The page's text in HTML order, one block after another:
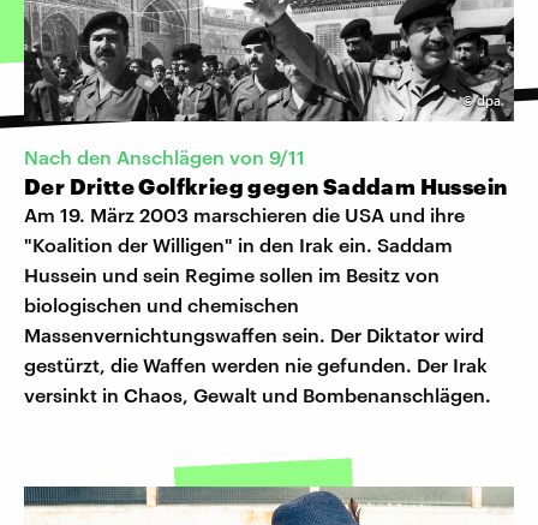
©dpa
Nach den Anschlägen von 9/11
Der Dritte Golfkrieg gegen Saddam Hussein
Am 19. März 2003 marschieren die USA und ihre
"Koalition der Willigen" in den Irak ein. Saddam
Hussein und sein Regime sollen im Besitz von
biologischen und chemischen
Massenvernichtungswaffen sein. Der Diktator wird
gestürzt, die Waffen werden nie gefunden. Der Irak
versinkt in Chaos, Gewalt und Bombenanschlägen.